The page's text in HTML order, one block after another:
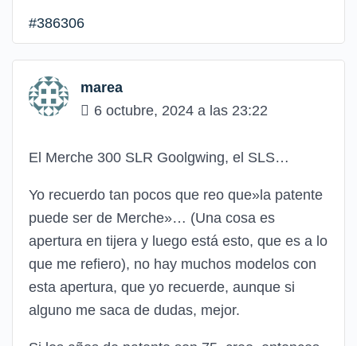
#386306
marea
6 octubre, 2024 a las 23:22
El Merche 300 SLR Goolgwing, el SLS…
Yo recuerdo tan pocos que reo que»la patente
puede ser de Merche»… (Una cosa es
apertura en tijera y luego está esto, que es a lo
que me refiero), no hay muchos modelos con
esta apertura, que yo recuerde, aunque si
alguno me saca de dudas, mejor.